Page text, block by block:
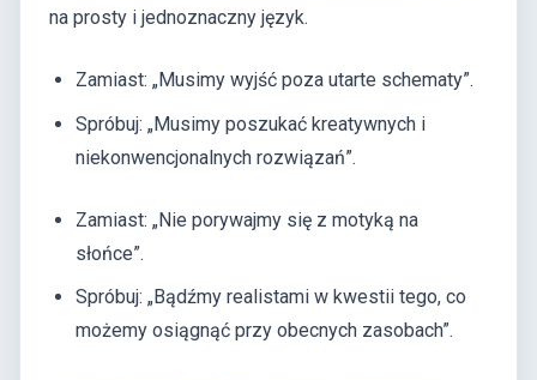
na prosty i jednoznaczny język.
Zamiast: „Musimy wyjść poza utarte schematy”.
Spróbuj: „Musimy poszukać kreatywnych i
niekonwencjonalnych rozwiązań”.
Zamiast: „Nie porywajmy się z motyką na
słońce”.
Spróbuj: „Bądźmy realistami w kwestii tego, co
możemy osiągnąć przy obecnych zasobach”.